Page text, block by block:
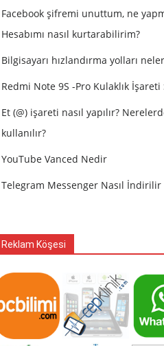
Facebook şifremi unuttum, ne
Hesabımı nasıl kurtarabilirim?
Bilgisayarı hızlandırma yolları
Redmi Note 9S -Pro Kulaklık
Et (@) işareti nasıl yapılır?
kullanılır?
YouTube Vanced Nedir
Telegram Messenger Nasıl İndirilir
Reklam Köşesi